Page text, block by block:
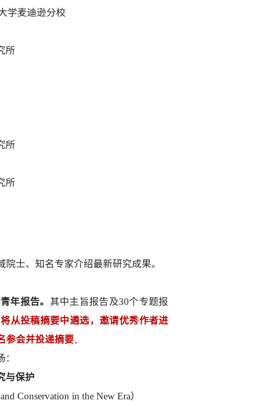
学麦迪逊分校
所
所
所
士、知名专家介绍最新研究成果。
年报告。 其中主旨报告及30个专题报
从投稿摘要中遴选，邀请优秀作者进
参会并投递摘要。
与保护
Conservation in the New Era）